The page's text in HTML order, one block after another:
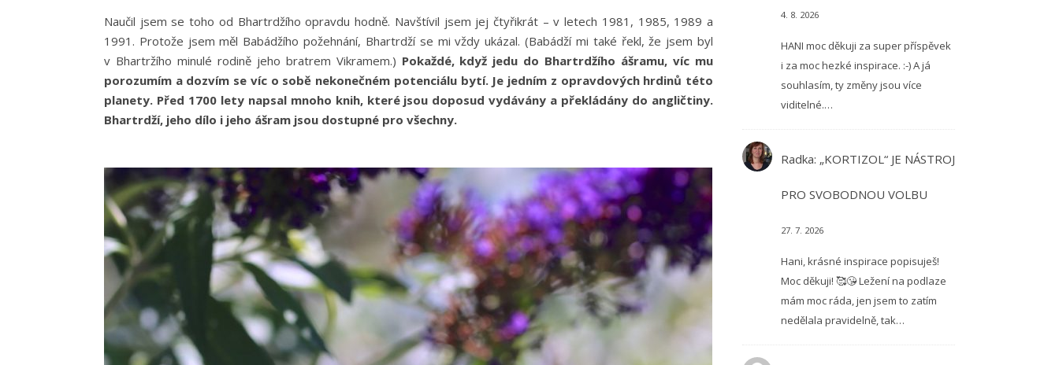
Naučil jsem se toho od Bhartrdžího opravdu hodně. Navštívil jsem jej čtyřikrát – v letech 1981, 1985, 1989 a
1991. Protože jsem měl Babádžího požehnání, Bhartrdží se mi vždy ukázal. (Babádží mi také řekl, že jsem byl
v Bhartržího minulé rodině jeho bratrem Vikramem.) Pokaždé, když jedu do Bhartrdžího ášramu, víc mu
porozumím a dozvím se víc o sobě nekonečném potenciálu bytí. Je jedním z opravdových hrdinů této
planety. Před 1700 lety napsal mnoho knih, které jsou doposud vydávány a překládány do angličtiny.
Bhartrdží, jeho dílo i jeho ášram jsou dostupné pro všechny.
4. 8. 2026
HANI moc děkuji za super příspěvek
i za moc hezké inspirace. :-) A já
souhlasím, ty změny jsou více
viditelné.…
Radka: „KORTIZOL“ JE NÁSTROJ
PRO SVOBODNOU VOLBU
27. 7. 2026
Hani, krásné inspirace popisuješ!
Moc děkuji! 🥰😘 Ležení na podlaze
mám moc ráda, jen jsem to zatím
nedělala pravidelně, tak…